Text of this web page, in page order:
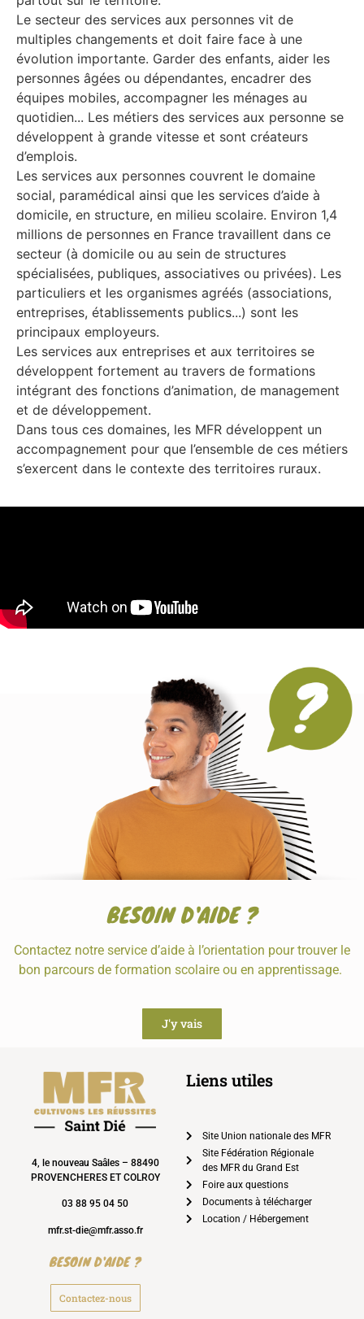
Le secteur des services aux personnes vit de
multiples changements et doit faire face à une
évolution impor­tante. Garder des enfants, aider les
personnes âgées ou dépendantes, encadrer des
équipes mobiles, accompagner les ménages au
quotidien... Les métiers des services aux personne se
développent à grande vitesse et sont créateurs
d’emplois.
Les services aux personnes couvrent le domaine
social, paramédical ainsi que les services d’aide à
domicile, en structure, en milieu scolaire. Environ 1,4
millions de personnes en France travaillent dans ce
secteur (à domicile ou au sein de structures
spécialisées, publiques, associatives ou pri­vées). Les
particuliers et les organismes agréés (associations,
entreprises, établissements publics...) sont les
principaux employeurs.
Les services aux entreprises et aux territoires se
déve­loppent fortement au travers de formations
intégrant des fonctions d’animation, de management
et de développement.
Dans tous ces domaines, les MFR développent un
accompagnement pour que l’ensemble de ces métiers
s’exercent dans le contexte des territoires ruraux.
BESOIN D'AIDE ?
Contactez notre service d’aide à l’orientation pour trouver le
bon parcours de formation scolaire ou en apprentissage.
J'y vais
4, le nouveau Saâles – 88490
PROVENCHERES ET COLROY
03 88 95 04 50
mfr.st-die@mfr.asso.fr
BESOIN D'AIDE ?
Contactez-nous
Liens utiles
Site Union nationale des MFR
Site Fédération Régionale
des MFR du Grand Est
Foire aux questions
Documents à télécharger
Location / Hébergement